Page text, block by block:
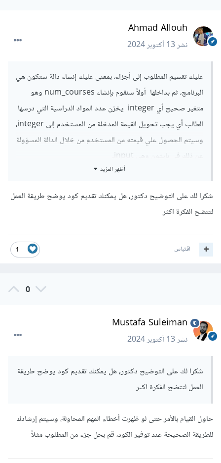
Ahmad Allouh
نشر13 أكتوبر 2024
عليك تقسيم المطلوب إلى أجزاء، بمعنى عليك إنشاء دالة ستكون هي
البرنامج، ثم بداخلها أولاً سنقوم بإنشاء num_courses وهو
متغير صحيح أي integer يخزن عدد المواد الدراسية التي درسها
الطالب أي يجب تحويل القيمة المدخلة من المستخدم إلى integer،
وسيتم الحصول علي قيمته من المستخدم من خلال الدالة المسؤولة
عن ذلك في بايثون وهي input.
أي نتأكد من أن الإدخال هو رقم صحيح باستخدام حلقة while و
try-except للتعامل مع حالات الخطأ.
ثم سنستخدم قاموسًا حيث يكون مفتاح كل عنصر هو رقم المادة
الطالب. في كل دورة، نطلب من الطالب إدخال الدرجة وعدد
رقمية (مثلاً A+ = 4.0, A = 4.0, B+ = 3.5, ... , F = 0.0).
ضرب كل درجة في عدد ساعاتها، ثم نقسم على مجموع عدد
الساعات.
أظهر المزيد
شكرا لك على التوضيح دكتور, هل يمكنك تقديم كود يوضح طريقة العمل
لتتضح الفكرة اكثر
1 اقتباس
0
Mustafa Suleiman
نشر13 أكتوبر 2024
شكرا لك على التوضيح دكتور, هل يمكنك تقديم كود يوضح طريقة
العمل لتتضح الفكرة اكثر
حاول القيام بالأمر حتى لو ظهرت أخطاء المهم المحاولة، وسيتم إرشادك
للطريقة الصحيحة عند توفير الكود، قم بحل جزء من المطلوب مثلاً